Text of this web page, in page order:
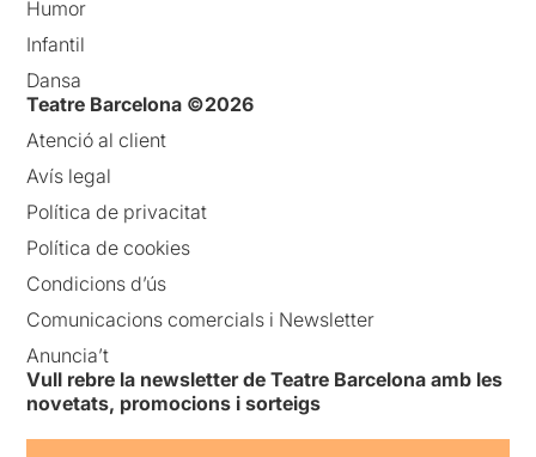
Humor
Infantil
Dansa
Teatre Barcelona ©2026
Atenció al client
Avís legal
Política de privacitat
Política de cookies
Condicions d’ús
Comunicacions comercials i Newsletter
Anuncia’t
Vull rebre la newsletter de Teatre Barcelona amb les
novetats, promocions i sorteigs